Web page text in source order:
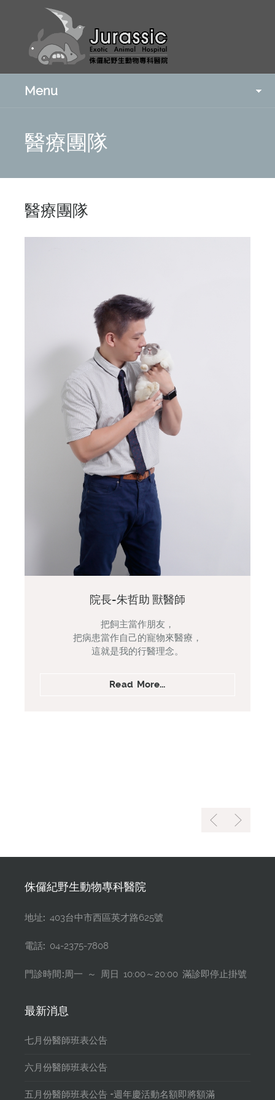
Menu
醫療團隊
醫療團隊
院長-朱哲助 獸醫師
把飼主當作朋友，
把病患當作自己的寵物來醫療，
這就是我的行醫理念。
Read More...
侏儸紀野生動物專科醫院
地址: 403台中市西區英才路625號
電話: 04-2375-7808
門診時間:周一 ～ 周日 10:00～20:00 滿診即停止掛號
最新消息
七月份醫師班表公告
六月份醫師班表公告
五月份醫師班表公告 +週年慶活動名額即將額滿